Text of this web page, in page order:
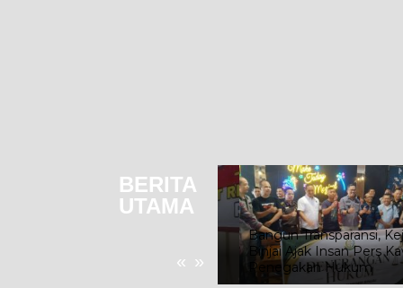
BERITA
UTAMA
« »
Enam Terlapor Konflik
Gunung Malintang Digiring
Warga Segera Dituntaskan
Bangun Transparansi, Kejari
Binjai Ajak Insan Pers Kawal
Penegakan Hukum